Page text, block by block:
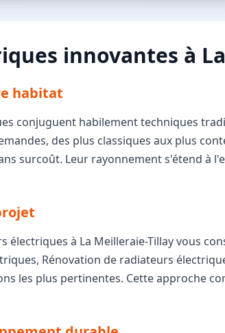
innovantes à
habitat
conjuguent habilement techniques
des plus classiques aux plus
surcoût. Leur rayonnement s'étend à
électriques à La Meilleraie-Tillay vous
Rénovation de radiateurs
les plus pertinentes. Cette approche